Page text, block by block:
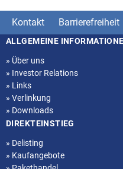
Kontakt Barrierefreiheit
Seitenstruktur
ALLGEMEINE
» Über uns
» Investor Relations
» Links
» Verlinkung
» Downloads
DIREKTEINSTIEG
» Delisting
» Kaufangebote